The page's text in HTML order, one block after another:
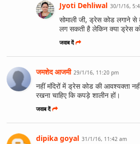
Jyoti Dehliwal 30/1/16,
सोमाली जी, ड्रेस कोड लगाने
लग सकती है लेकिन क्या ड्रेस
जवाब दें
जमशेद आजमी 29/1/16, 11:20 pm
नहीं मंदिरों में ड्रेस कोड की आवश्‍यक्‍ता
रखना चाहिए कि कपड़े शालीन हों।
जवाब दें
dipika goyal 31/1/16, 11:42 am